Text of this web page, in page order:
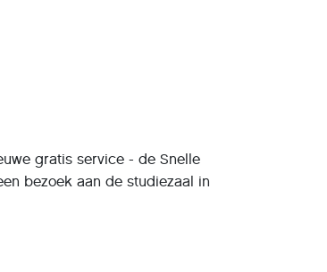
gratis service - de Snelle
bezoek aan de studiezaal in